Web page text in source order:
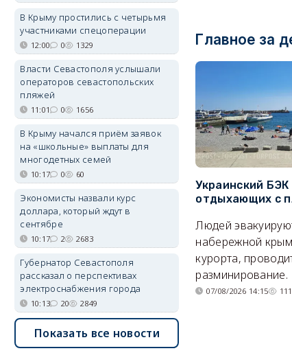
Главное за
Украинский БЭК
отдыхающих с
Людей
набережной
курорта,
разминирование.
07/08/2026 14:15
В Крыму простились с четырьмя
участниками спецоперации
12:00 0 1329
Власти Севастополя услышали
операторов севастопольских
пляжей
11:01 0 1656
В Крыму начался приём заявок
на «школьные» выплаты для
многодетных семей
10:17 0 60
Экономисты назвали курс
доллара, который ждут в
сентябре
10:17 2 2683
Губернатор Севастополя
рассказал о перспективах
электроснабжения города
10:13 20 2849
Показать все новости